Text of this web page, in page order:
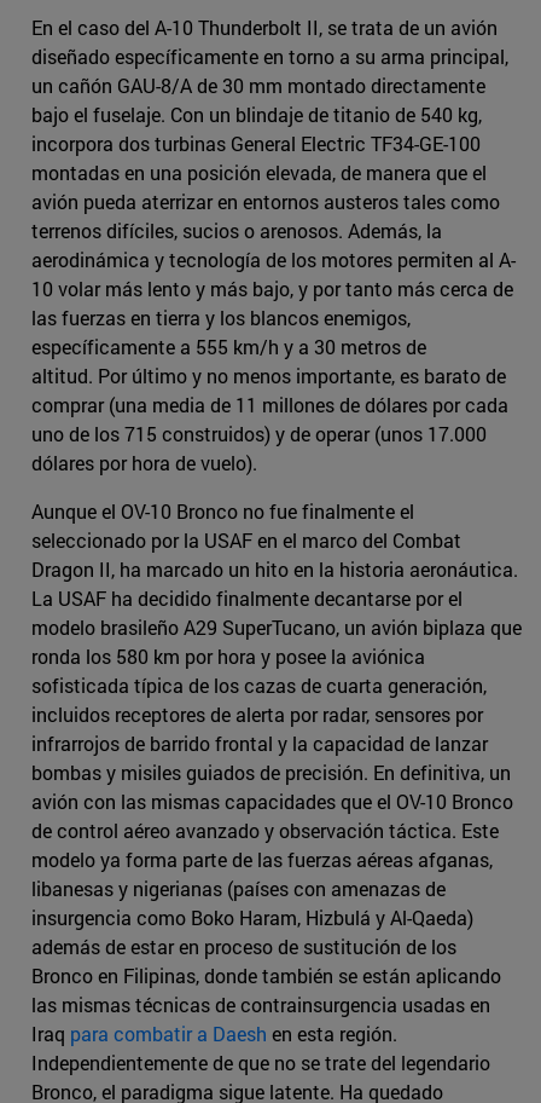
En el caso del A-10 Thunderbolt II, se trata de un avión
diseñado específicamente en torno a su arma principal,
un cañón GAU-8/A de 30 mm montado directamente
bajo el fuselaje. Con un blindaje de titanio de 540 kg,
incorpora dos turbinas General Electric TF34-GE-100
montadas en una posición elevada, de manera que el
avión pueda aterrizar en entornos austeros tales como
terrenos difíciles, sucios o arenosos. Además, la
aerodinámica y tecnología de los motores permiten al A-
10 volar más lento y más bajo, y por tanto más cerca de
las fuerzas en tierra y los blancos enemigos,
específicamente a 555 km/h y a 30 metros de
altitud. Por último y no menos importante, es barato de
comprar (una media de 11 millones de dólares por cada
uno de los 715 construidos) y de operar (unos 17.000
dólares por hora de vuelo).
Aunque el OV-10 Bronco no fue finalmente el
seleccionado por la USAF en el marco del Combat
Dragon II, ha marcado un hito en la historia aeronáutica.
La USAF ha decidido finalmente decantarse por el
modelo brasileño A29 SuperTucano, un avión biplaza que
ronda los 580 km por hora y posee la aviónica
sofisticada típica de los cazas de cuarta generación,
incluidos receptores de alerta por radar, sensores por
infrarrojos de barrido frontal y la capacidad de lanzar
bombas y misiles guiados de precisión. En definitiva, un
avión con las mismas capacidades que el OV-10 Bronco
de control aéreo avanzado y observación táctica. Este
modelo ya forma parte de las fuerzas aéreas afganas,
libanesas y nigerianas (países con amenazas de
insurgencia como Boko Haram, Hizbulá y Al-Qaeda)
además de estar en proceso de sustitución de los
Bronco en Filipinas, donde también se están aplicando
las mismas técnicas de contrainsurgencia usadas en
Iraq para combatir a Daesh en esta región.
Independientemente de que no se trate del legendario
Bronco, el paradigma sigue latente. Ha quedado